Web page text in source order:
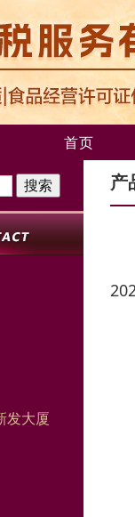
首页
发大厦
产